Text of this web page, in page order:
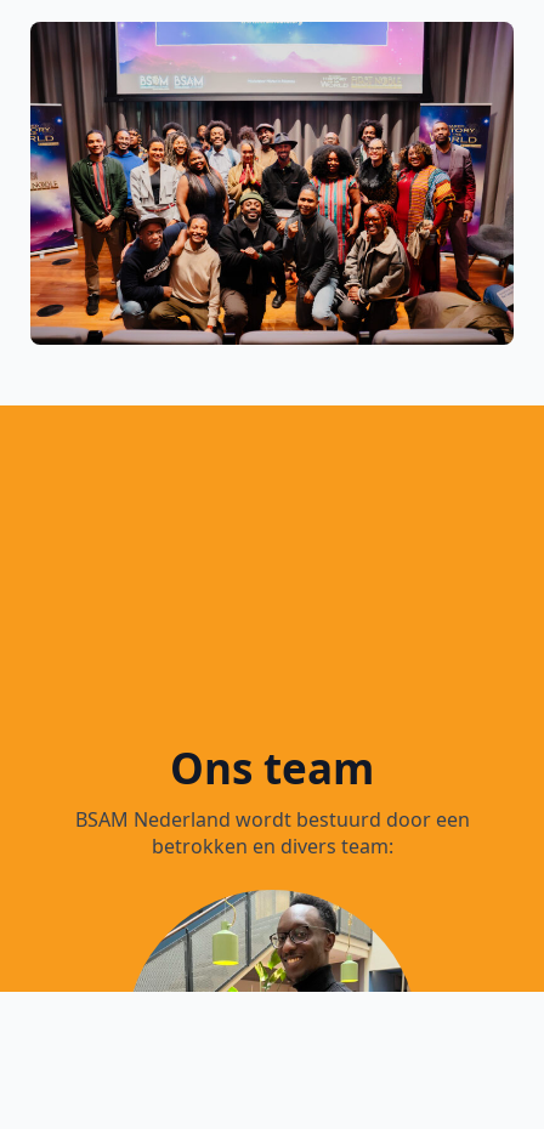
Ons team
BSAM Nederland wordt bestuurd door een
betrokken en divers team: